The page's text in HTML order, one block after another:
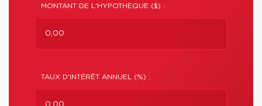
MONTANT DE L'HYPOTHÈQUE ($) :
TAUX D'INTÉRÊT ANNUEL (%) :